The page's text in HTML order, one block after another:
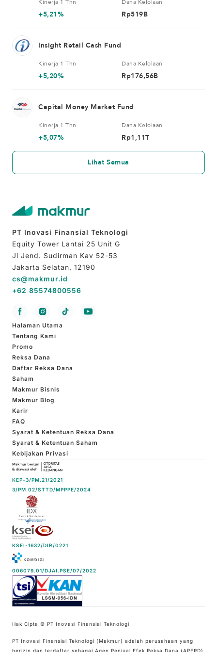
Kinerja 1 Thn
+5,21%
Dana Kelolaan
Rp519B
Insight Retail Cash Fund
Kinerja 1 Thn
+5,20%
Dana Kelolaan
Rp176,56B
Capital Money Market Fund
Kinerja 1 Thn
+5,07%
Dana Kelolaan
Rp1,11T
Lihat Semua
PT Inovasi Finansial Teknologi
Equity Tower Lantai 25 Unit G
Jl Jend. Sudirman Kav 52-53
Jakarta Selatan, 12190
cs@makmur.id
+62 85574800556
Halaman Utama
Tentang Kami
Promo
Reksa Dana
Daftar Reksa Dana
Saham
Makmur Bisnis
Makmur Blog
Karir
FAQ
Syarat & Ketentuan Reksa Dana
Syarat & Ketentuan Saham
Kebijakan Privasi
KEP-3/PM.21/2021
3/PM.02/STTD/MPPPE/2024
KSEI-1632/DIR/0221
006079.01/DJAI.PSE/07/2022
Hak Cipta © PT Inovasi Finansial Teknologi
PT Inovasi Finansial Teknologi (Makmur) adalah perusahaan yang
berizin dan terdaftar sebagai Agen Penjual Efek Reksa Dana (APERD)